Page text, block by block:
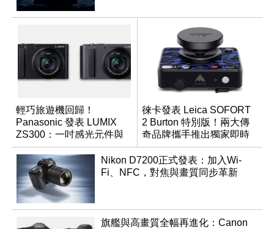
輕巧旅遊機回歸！
Panasonic 發表 LUMIX
ZS300：一吋感光元件與
15 倍光學變焦
徠卡發表 Leica SOFORT
2 Burton 特別版！兩大傳
奇品牌攜手推出獨家即時
成像相機
Nikon D7200正式發表：加入Wi-
Fi、NFC，對焦與畫質同步革新
旗艦與高畫質全幅再進化：Canon